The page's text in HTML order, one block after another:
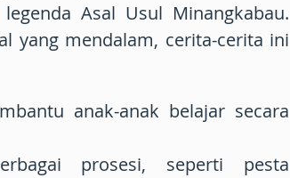
Asal Usul Minangkabau.
yang mendalam, cerita-cerita ini
anak-anak belajar secara
prosesi, seperti pesta